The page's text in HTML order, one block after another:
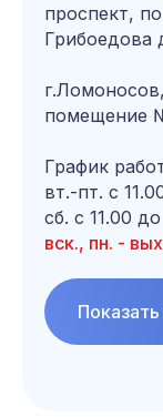
проспект,
Грибоедова
помещение
График
вт.-пт. с
сб. с 11.00
вск., пн. -